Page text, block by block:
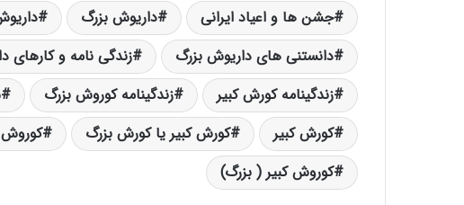
جشن ها و اعیاد ایرانی داریوش بزرگ
دانستنی های داریوش بزرگ
زندگی نامه و
زندگینامه کورش کبیر
زندگینامه کوروش بزرگ
کورش کبیر
کورش کبیر یا کورش بزرگ
کوروش کبیر ( بزرگ)